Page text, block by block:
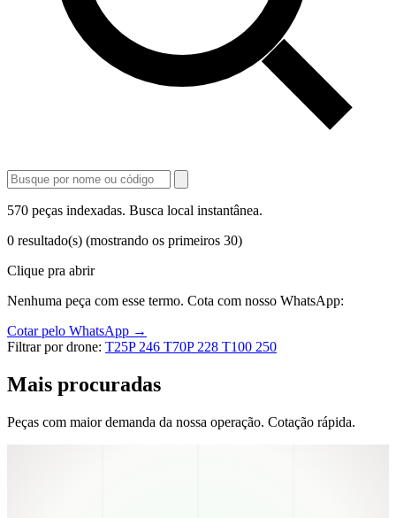
570 peças indexadas. Busca local instantânea.
0 resultado(s) (mostrando os primeiros 30)
Clique pra abrir
Nenhuma peça com esse termo. Cota com nosso WhatsApp:
Cotar pelo WhatsApp →
Filtrar por drone: T25P 246 T70P 228 T100 250
Mais procuradas
Peças com maior demanda da nossa operação. Cotação rápida.